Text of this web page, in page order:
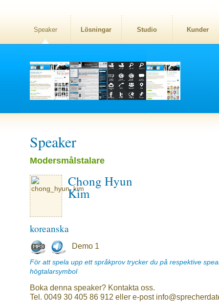
Speaker Lösningar Studio Kunder
Speaker
Modersmålstalare
Chong Hyun
Kim
koreanska
Demo 1
För att spela upp ett språkprov trycker du på respektive
högtalarsymbol
Boka denna speaker? Kontakta oss.
Tel. 0049 30 405 86 912 eller e-post